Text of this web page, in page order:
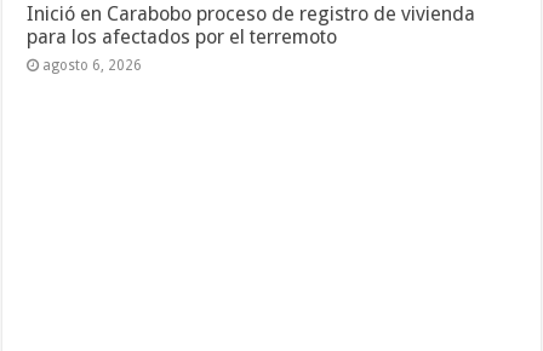
Inició en Carabobo proceso de registro de vivienda
para los afectados por el terremoto
agosto 6, 2026